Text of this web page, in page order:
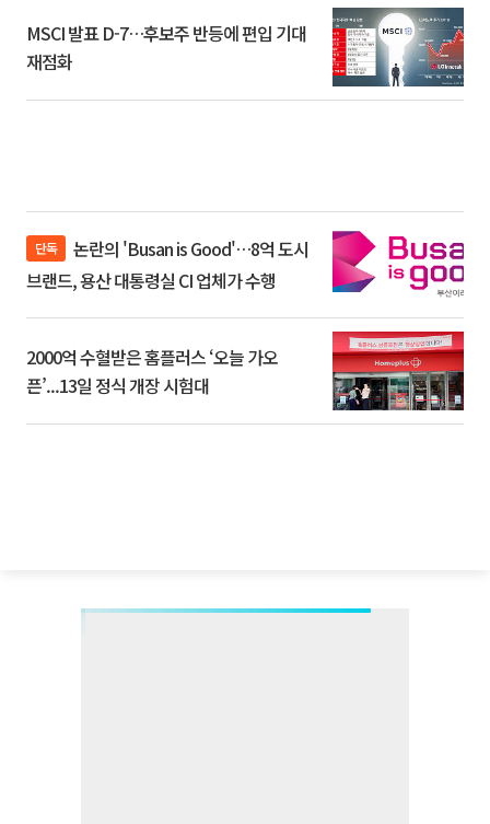
MSCI 발표 D-7…후보주 반등에 편입 기대
재점화
단독
브랜드, 용산 대통령실 CI 업체가 수행
2000억 수혈받은 홈플러스 ‘오늘 가오
픈’...13일 정식 개장 시험대